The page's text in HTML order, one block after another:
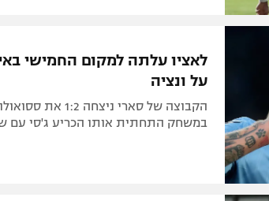
על ונציה
הקבוצה של סארי
במשחק התחתית אותו הכריע ג'סי עם